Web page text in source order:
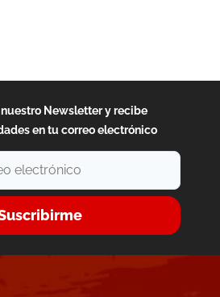
Newsletter y recibe
en tu correo electrónico